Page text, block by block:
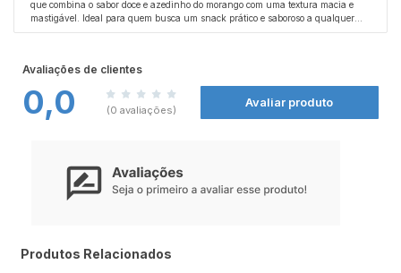
que combina o sabor doce e azedinho do morango com uma textura macia e
mastigável. Ideal para quem busca um snack prático e saboroso a qualquer
momento do dia.
Avaliações de clientes
0,0 (0 avaliações)
Avaliar produto
Produtos Relacionados